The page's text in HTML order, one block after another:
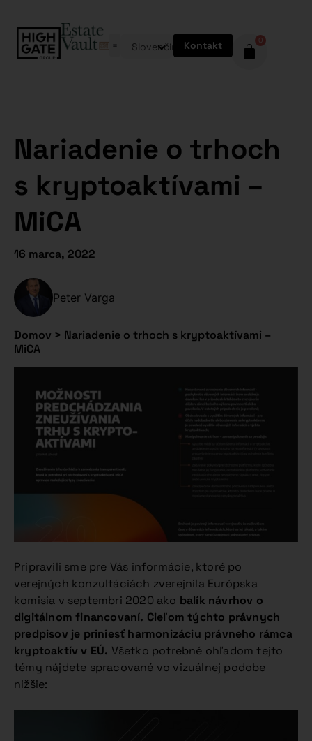
Slovenčina Kontakt 0
Nariadenie o trhoch
s kryptoaktívami –
MiCA
16 marca, 2022
Peter Varga
Domov > Nariadenie o trhoch s kryptoaktívami –
MiCA
Pripravili sme pre Vás informácie, ktoré po
verejných konzultáciách zverejnila Európska
komisia v septembri 2020 ako balík návrhov o
digitálnom financovaní. Cieľom týchto právnych
predpisov je priniesť harmonizáciu právneho rámca
kryptoaktív v EÚ. Všetko potrebné ohľadom tejto
témy nájdete spracované vo vizuálnej podobe
nižšie: